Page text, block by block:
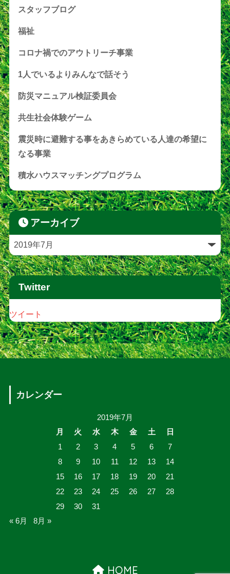
スタッフブログ
福祉
コロナ禍でのアウトリーチ事業
1人でいるよりみんなで話そう
防災マニュアル検証委員会
共生社会体験ゲーム
震災時に避難する事をあきらめている人達の希望に
なる事業
積水ハウスマッチングプログラム
アーカイブ
Twitter
ツイート
カレンダー
2019年7月
月
火 水 木 金 土
日
1
2 3 4 5 6
7
8
9 10 11 12 13
14
15
16 17 18 19 20
21
22
23 24 25 26 27
28
29
30
31
« 6月
8月 »
HOME